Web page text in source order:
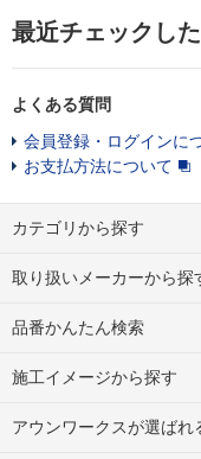
最近チェックし
よくある質問
会員登録・ログインに
お支払方法について
カテゴリから探す
取り扱いメーカーから探
品番かんたん検索
施工イメージから探す
アウンワークスが選ばれ